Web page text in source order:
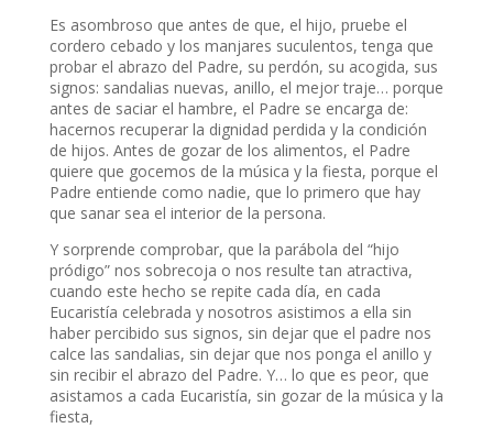
Es asombroso que antes de que, el hijo, pruebe el
cordero cebado y los manjares suculentos, tenga que
probar el abrazo del Padre, su perdón, su acogida, sus
signos: sandalias nuevas, anillo, el mejor traje… porque
antes de saciar el hambre, el Padre se encarga de:
hacernos recuperar la dignidad perdida y la condición
de hijos. Antes de gozar de los alimentos, el Padre
quiere que gocemos de la música y la fiesta, porque el
Padre entiende como nadie, que lo primero que hay
que sanar sea el interior de la persona.
Y sorprende comprobar, que la parábola del “hijo
pródigo” nos sobrecoja o nos resulte tan atractiva,
cuando este hecho se repite cada día, en cada
Eucaristía celebrada y nosotros asistimos a ella sin
haber percibido sus signos, sin dejar que el padre nos
calce las sandalias, sin dejar que nos ponga el anillo y
sin recibir el abrazo del Padre. Y… lo que es peor, que
asistamos a cada Eucaristía, sin gozar de la música y la
fiesta,